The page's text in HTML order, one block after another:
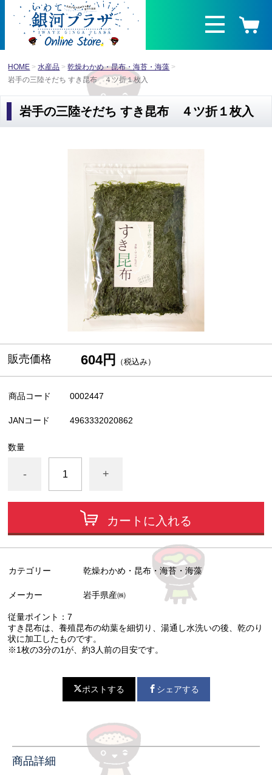
HOME 水産品
乾燥わかめ・昆布・海苔・海藻
岩手の三陸そだち すき昆布 ４ツ折１枚入
岩手の三陸そだち すき昆布 ４ツ折１枚入
販売価格 604円 （税込み）
商品コード 0002447
JANコード 4963332020862
数量
- +
カートに入れる
カテゴリー 乾燥わかめ・昆布・海苔・海藻
メーカー 岩手県産㈱
従量ポイント：7
すき昆布は、養殖昆布の幼葉を細切り、湯通し水洗いの後、乾のり
状に加工したものです。
※1枚の3分の1が、約3人前の目安です。
ポストする シェアする
商品詳細